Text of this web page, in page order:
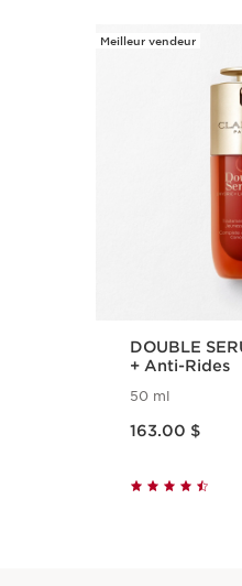
Meilleur vendeur
DOUBLE
+ Anti-Rides
50 ml
163.00 $